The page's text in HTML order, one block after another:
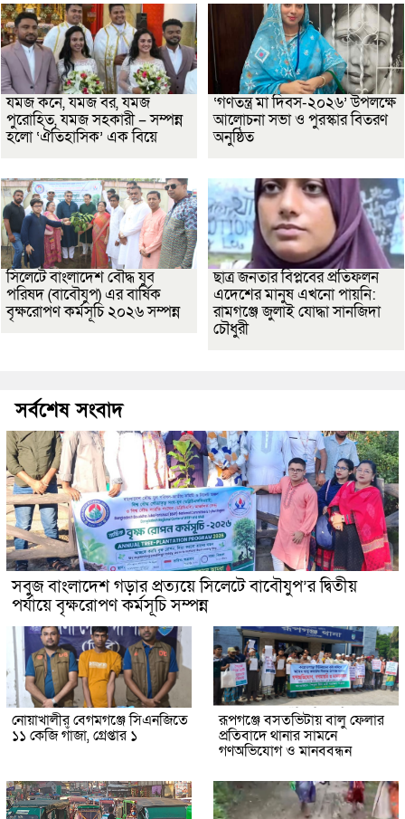
যমজ কনে, যমজ বর, যমজ
পুরোহিত, যমজ সহকারী – সম্পন্ন
হলো ‘ঐতিহাসিক’ এক বিয়ে
‘গণতন্ত্র মা দিবস-২০২৬’ উপলক্ষে
আলোচনা সভা ও পুরস্কার বিতরণ
অনুষ্ঠিত
সিলেটে বাংলাদেশ বৌদ্ধ যুব
পরিষদ (বাবৌযুপ) এর বার্ষিক
বৃক্ষরোপণ কর্মসূচি ২০২৬ সম্পন্ন
ছাত্র জনতার বিপ্লবের প্রতিফলন
এদেশের মানুষ এখনো পায়নি:
রামগঞ্জে জুলাই যোদ্ধা সানজিদা
চৌধুরী
সর্বশেষ সংবাদ
সবুজ বাংলাদেশ গড়ার প্রত্যয়ে সিলেটে বাবৌযুপ’র দ্বিতীয়
পর্যায়ে বৃক্ষরোপণ কর্মসূচি সম্পন্ন
নোয়াখালীর বেগমগঞ্জে সিএনজিতে
১১ কেজি গাঁজা, গ্রেপ্তার ১
রূপগঞ্জে বসতভিটায় বালু ফেলার
প্রতিবাদে থানার সামনে
গণঅভিযোগ ও মানববন্ধন